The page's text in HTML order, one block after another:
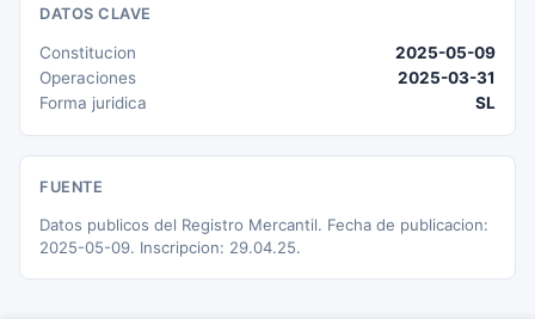
DATOS CLAVE
Constitucion
2025-05-09
Operaciones
2025-03-31
Forma juridica
SL
FUENTE
Datos publicos del Registro Mercantil. Fecha de publicacion:
2025-05-09. Inscripcion: 29.04.25.